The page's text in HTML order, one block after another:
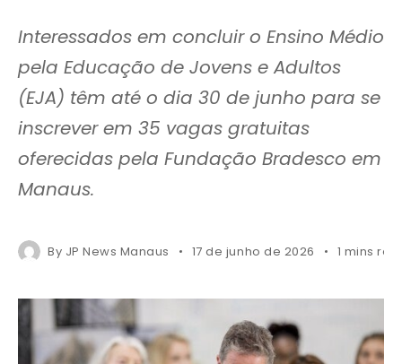
Interessados em concluir o Ensino Médio
pela Educação de Jovens e Adultos
(EJA) têm até o dia 30 de junho para se
inscrever em 35 vagas gratuitas
oferecidas pela Fundação Bradesco em
Manaus.
By JP News Manaus 17 de junho de 2026 1 mins